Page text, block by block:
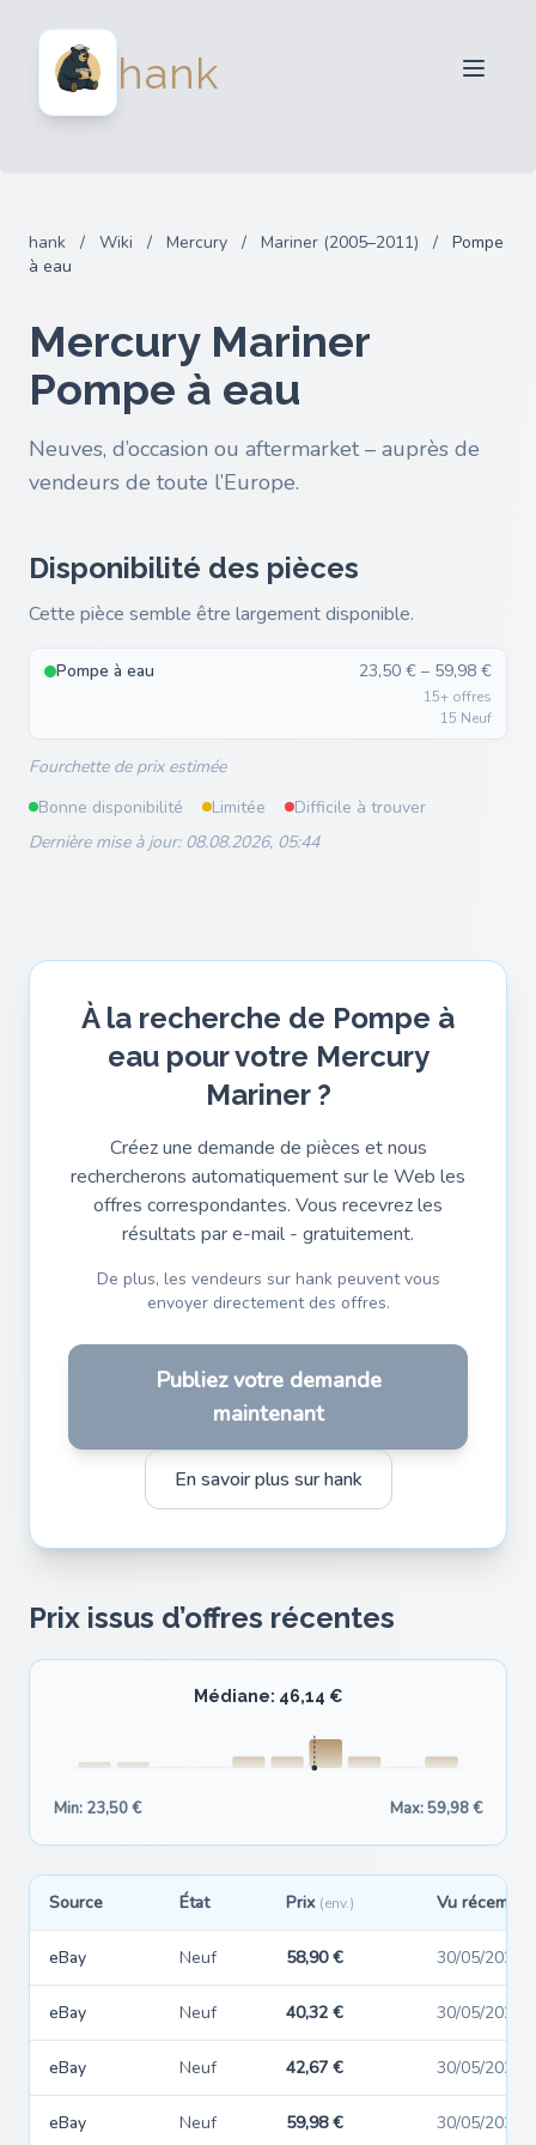
hank
hank / Wiki / Mercury / Mariner (2005–2011) /
Pompe
à eau
Mercury Mariner
Pompe à eau
Neuves, d’occasion ou aftermarket – auprès de
vendeurs de toute l’Europe.
Disponibilité des pièces
Cette pièce semble être largement disponible.
Pompe à eau 23,50 € – 59,98 €
15+ offres
15 Neuf
Fourchette de prix estimée
Bonne disponibilité
Limitée
Difficile à trouver
Dernière mise à jour: 08.08.2026, 05:44
À la recherche de Pompe à
eau pour votre Mercury
Mariner ?
Créez une demande de pièces et nous
rechercherons automatiquement sur le Web les
offres correspondantes. Vous recevrez les
résultats par e-mail - gratuitement.
De plus, les vendeurs sur hank peuvent vous
envoyer directement des offres.
Publiez votre demande
maintenant
En savoir plus sur hank
Prix issus d’offres récentes
Médiane: 46,14 €
Min: 23,50 € Max: 59,98 €
Source État Prix (env.) Vu
eBay Neuf 58,90 € 30/05/2026
eBay Neuf 40,32 € 30/05/2026
eBay Neuf 42,67 € 30/05/2026
eBay Neuf 59,98 € 30/05/2026